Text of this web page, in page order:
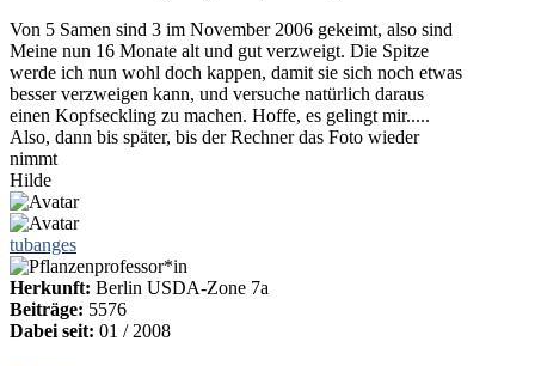
Von 5 Samen sind 3 im November 2006 gekeimt, also sind
Meine nun 16 Monate alt und gut verzweigt. Die Spitze
werde ich nun wohl doch kappen, damit sie sich noch etwas
besser verzweigen kann, und versuche natürlich daraus
einen Kopfseckling zu machen. Hoffe, es gelingt mir.....
Also, dann bis später, bis der Rechner das Foto wieder
nimmt
Hilde
tubanges
Herkunft: Berlin USDA-Zone 7a
Beiträge: 5576
Dabei seit: 01 / 2008